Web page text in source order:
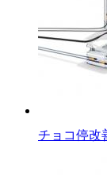
チョコ停改